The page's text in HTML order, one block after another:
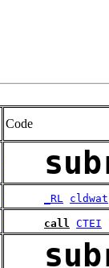
Code
_RL cldwat
call CTEI